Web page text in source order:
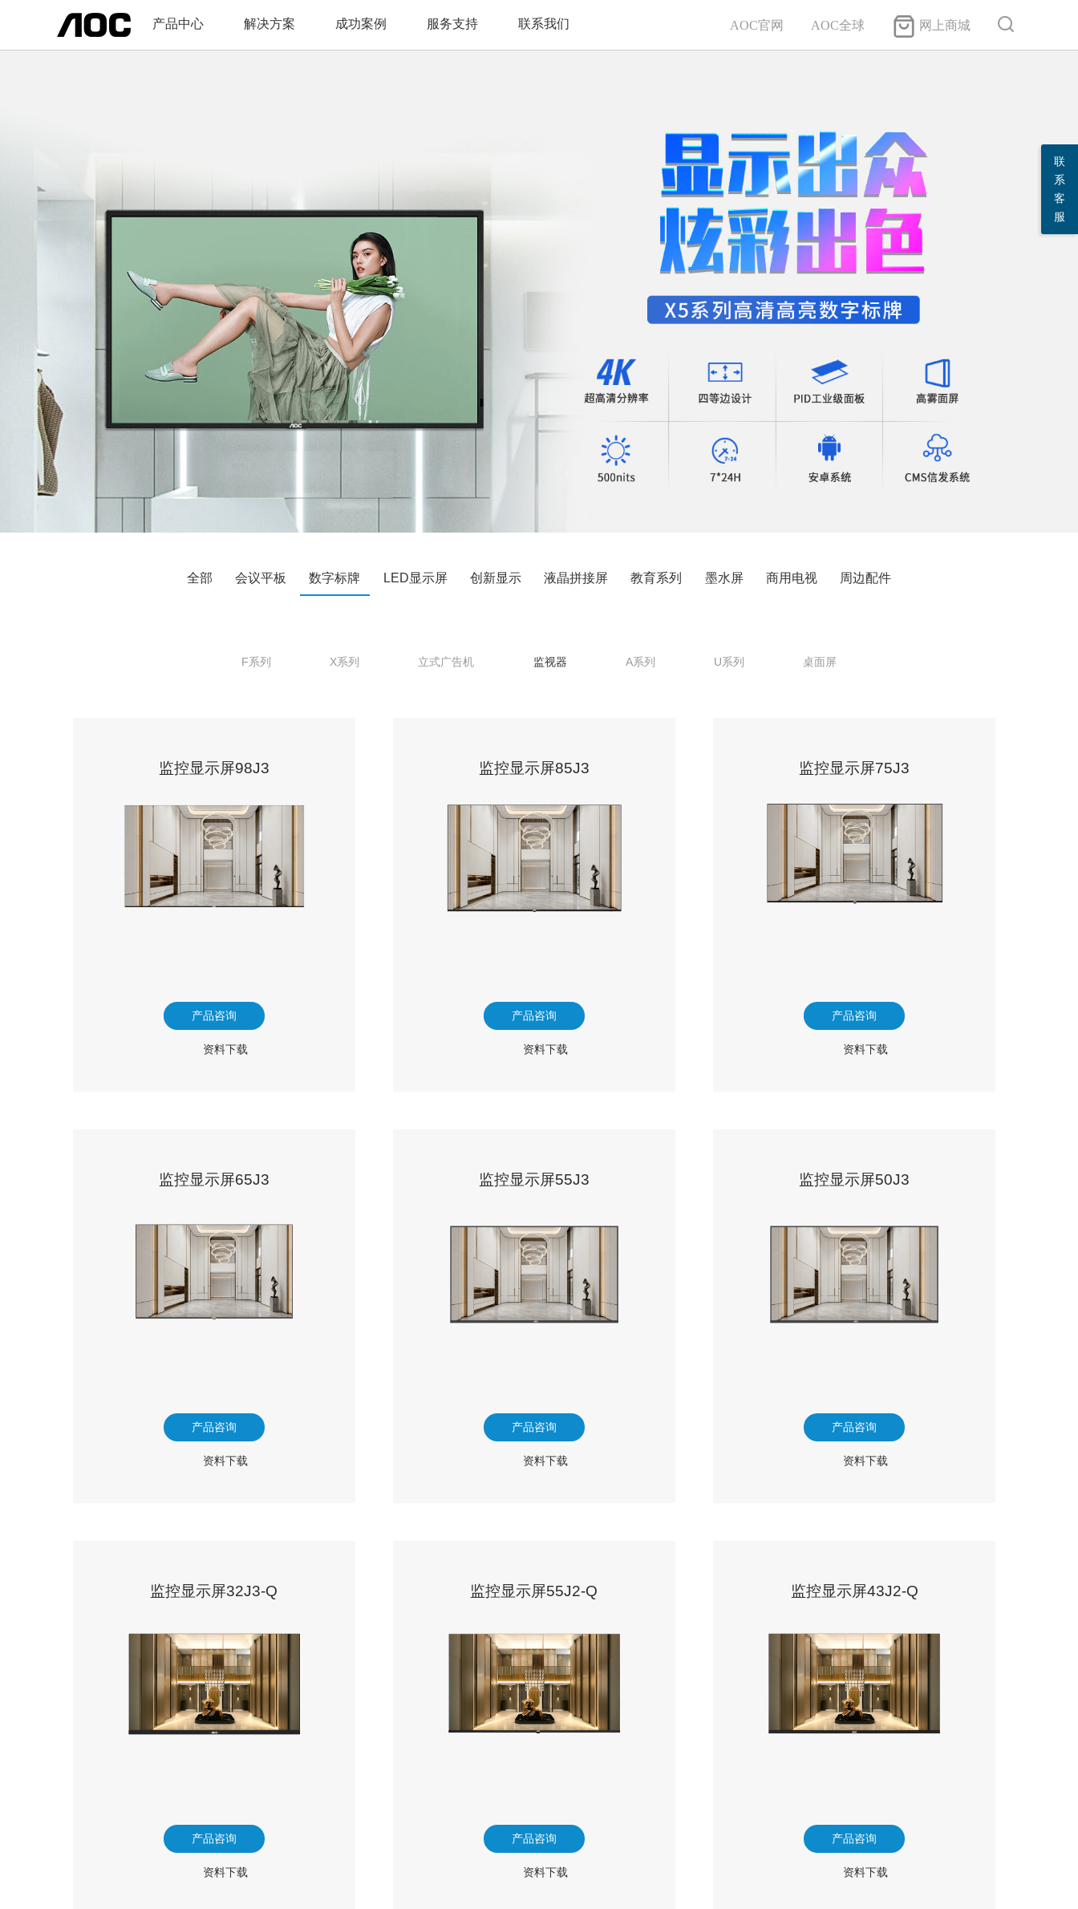
产品中心 解决方案 成功案例 服务支持 联系我们 AOC官网 AOC全球 网上商城
全部 会议平板 数字标牌 LED显示屏 创新显示 液晶拼接屏 教育系列 墨水屏 商用电视 周边配件
F系列 X系列 立式广告机 监视器 A系列 U系列 桌面屏
监控显示屏98J3
产品咨询
资料下载
监控显示屏85J3
产品咨询
资料下载
监控显示屏75J3
产品咨询
资料下载
监控显示屏65J3
产品咨询
资料下载
监控显示屏55J3
产品咨询
资料下载
监控显示屏50J3
产品咨询
资料下载
监控显示屏32J3-Q
产品咨询
资料下载
监控显示屏55J2-Q
产品咨询
资料下载
监控显示屏43J2-Q
产品咨询
资料下载
联
系
客
服